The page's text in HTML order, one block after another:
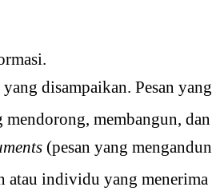
yang disampaikan. Pesan
mendorong, membangun,
(pesan yang
atau individu yang menerima